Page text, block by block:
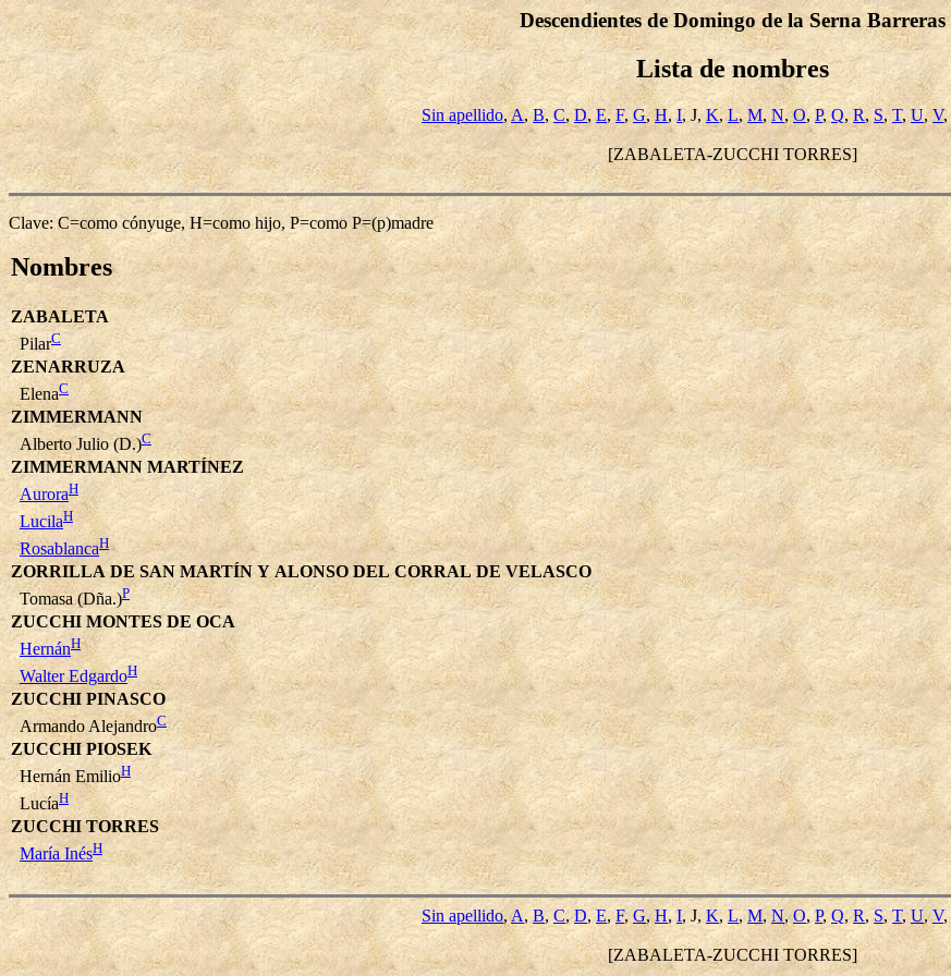
Descendientes de Domingo de la Serna Barreras
Lista de nombres
Sin apellido,A,B,C, D,E, F, G, H, I, J, K,L, M, N, O, P,Q, R,S,T, U, V,
[ZABALETA-ZUCCHI TORRES]
Clave: C=como cónyuge, H=como hijo, P=como P=(p)madre
Nombres
ZABALETA
PilarC
ZENARRUZA
ElenaC
ZIMMERMANN
Alberto Julio (D.)C
ZIMMERMANN MARTÍNEZ
AuroraH
LucilaH
RosablancaH
ZORRILLA DE SAN MARTÍN Y ALONSO DEL CORRAL DE VELASCO
Tomasa (Dña.)P
ZUCCHI MONTES DE OCA
HernánH
Walter EdgardoH
ZUCCHI PINASCO
Armando AlejandroC
ZUCCHI PIOSEK
Hernán EmilioH
LucíaH
ZUCCHI TORRES
María InésH
Sin apellido,A, B, C,D,E,F, G,H, I, J,K, L,M, N,O, P, Q,R,S,T, U,V,
[ZABALETA-ZUCCHI TORRES]